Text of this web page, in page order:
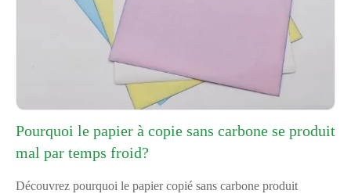
Pourquoi le papier à copie sans carbone se produit
mal par temps froid?
Découvrez pourquoi le papier copié sans carbone produit